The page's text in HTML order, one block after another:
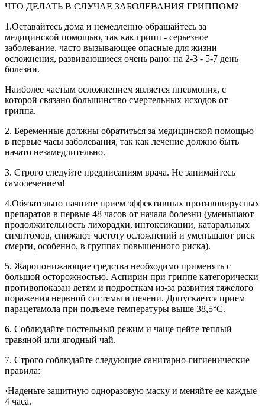
ЧТО ДЕЛАТЬ В СЛУЧАЕ ЗАБОЛЕВАНИЯ ГРИППОМ?
1.Оставайтесь дома и немедленно обращайтесь за
медицинской помощью, так как грипп - серьезное
заболевание, часто вызывающее опасные для жизни
осложнения, развивающиеся очень рано: на 2-3 - 5-7 день
болезни.
Наиболее частым осложнением является пневмония, с
которой связано большинство смертельных исходов от
гриппа.
2. Беременные должны обратиться за медицинской помощью
в первые часы заболевания, так как лечение должно быть
начато незамедлительно.
3. Строго следуйте предписаниям врача. Не занимайтесь
самолечением!
4.Обязательно начните прием эффективных противовирусных
препаратов в первые 48 часов от начала болезни (уменьшают
продолжительность лихорадки, интоксикации, катаральных
симптомов, снижают частоту осложнений и уменьшают риск
смерти, особенно, в группах повышенного риска).
5. Жаропонижающие средства необходимо применять с
большой осторожностью. Аспирин при гриппе категорически
противопоказан детям и подросткам из-за развития тяжелого
поражения нервной системы и печени. Допускается прием
парацетамола при подъеме температуры выше 38,5°С.
6. Соблюдайте постельный режим и чаще пейте теплый
травяной или ягодный чай.
7. Строго соблюдайте следующие санитарно-гигиенические
правила:
·Наденьте защитную одноразовую маску и меняйте ее каждые
4 часа.